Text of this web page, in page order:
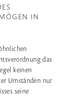
IN
das
keinen
Umständen nur
seine